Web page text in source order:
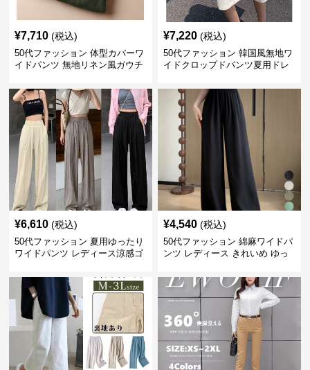
¥7,710 (税込)
50代ファッション 体型カバーワ
イドパンツ 無地リネン風ガウチ
¥7,220 (税込)
50代ファッション 韓国風無地ワ
イドクロップドパンツ夏用ドレ
¥6,610 (税込)
50代ファッション 夏用ゆったり
ワイドパンツ レディース涼感ゴ
¥4,540 (税込)
50代ファッション 綿麻ワイドパ
ンツ レディース きれいめ ゆっ